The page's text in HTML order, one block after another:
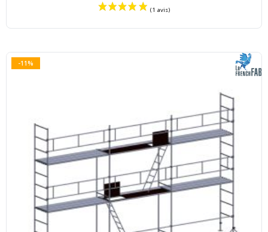
-11%